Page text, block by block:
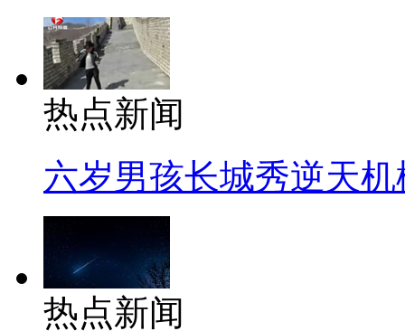
热点新闻
六岁男孩长城秀逆天机
热点新闻